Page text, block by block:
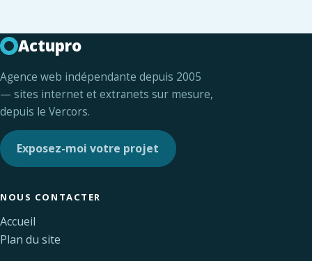
Actupro
Agence web indépendante depuis 2005
— sites internet et extranets sur mesure,
depuis le Vercors.
Exposez-moi votre projet
NOUS CONTACTER
Accueil
Plan du site